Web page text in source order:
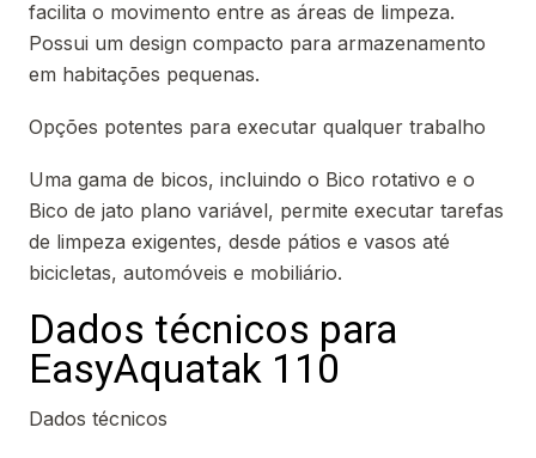
facilita o movimento entre as áreas de limpeza.
Possui um design compacto para armazenamento
em habitações pequenas.
Opções potentes para executar qualquer trabalho
Uma gama de bicos, incluindo o Bico rotativo e o
Bico de jato plano variável, permite executar tarefas
de limpeza exigentes, desde pátios e vasos até
bicicletas, automóveis e mobiliário.
Dados técnicos para
EasyAquatak 110
Dados técnicos